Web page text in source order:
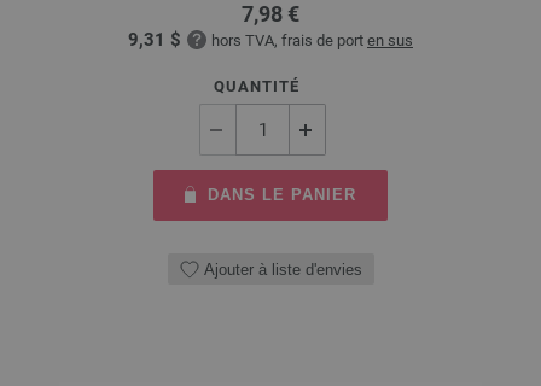
7,98 €
9,31 $ hors TVA, frais de port en sus
QUANTITÉ
DANS LE PANIER
Ajouter à liste d'envies